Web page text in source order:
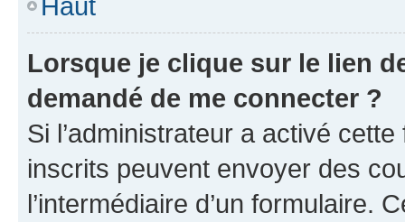
Lorsque je clique sur le lien
demandé de me connecter ?
Si l’administrateur a activé
inscrits peuvent envoyer des
l’intermédiaire d’un formulaire.